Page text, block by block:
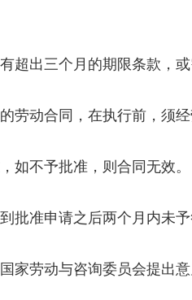
超出三个月的期限条款，
劳动合同，在执行前，须
如不予批准，则合同无效。
批准申请之后两个月内未
家劳动与咨询委员会提出